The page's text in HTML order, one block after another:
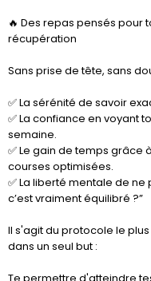
🔥 Des repas pensés pour
récupération
Sans prise de tête, sans
✅ La sérénité de savoir
✅ La confiance en voyant
semaine.
✅ Le gain de temps grâce
courses optimisées.
✅ La liberté mentale de
c’est vraiment équilibré ?”
Il s'agit du protocole le
dans un seul but :